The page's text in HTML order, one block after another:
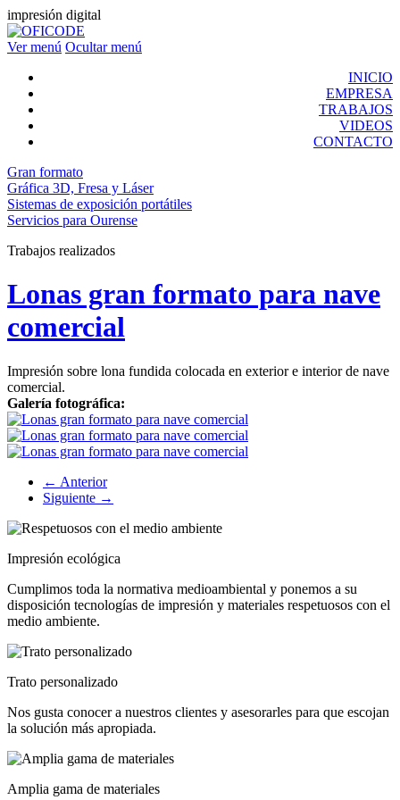
impresión digital
Ver menú Ocultar menú
INICIO
EMPRESA
TRABAJOS
VIDEOS
CONTACTO
Gran formato
Gráfica 3D, Fresa y Láser
Sistemas de exposición portátiles
Servicios para Ourense
Trabajos realizados
Lonas gran formato para nave
comercial
Impresión sobre lona fundida colocada en exterior e interior de nave
comercial.
Galería fotográfica:
← Anterior
Siguiente →
Impresión ecológica
Cumplimos toda la normativa medioambiental y ponemos a su
disposición tecnologías de impresión y materiales respetuosos con el
medio ambiente.
Trato personalizado
Nos gusta conocer a nuestros clientes y asesorarles para que escojan
la solución más apropiada.
Amplia gama de materiales